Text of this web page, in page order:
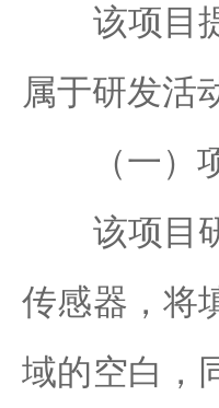
该项目提
属于研发活
（一）项
该项目研
传感器，将
域的空白，